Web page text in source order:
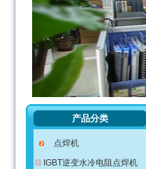
产品分类
点焊机
IGBT逆变水冷电阻点焊机